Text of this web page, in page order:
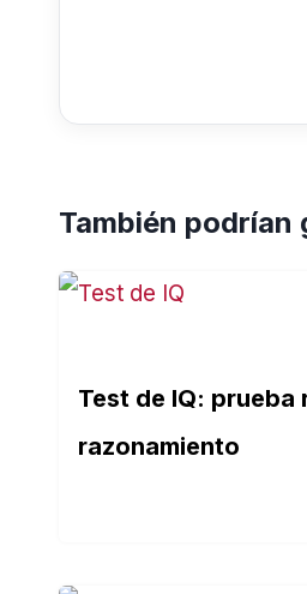
También
Test de IQ:
razonamiento